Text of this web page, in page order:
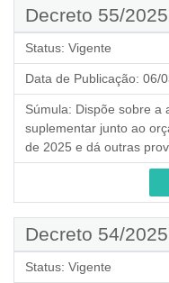
Decreto 55/2025
Status: Vigente
Data de Publicação: 06/
Súmula: Dispõe sobre a
suplementar junto ao
de 2025 e dá outras
Decreto 54/2025
Status: Vigente